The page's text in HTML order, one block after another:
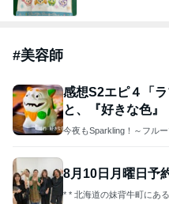
#美容師
感想S2エピ４「
と、『好きな色』
今夜もSparkling！～フル
8月10日月曜日予
* * 北海道の妹背牛町にあ